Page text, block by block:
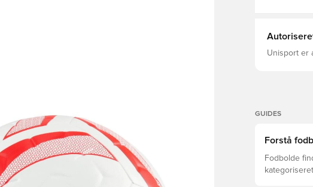
Unisport er
GUIDES
Forstå
Fodbolde